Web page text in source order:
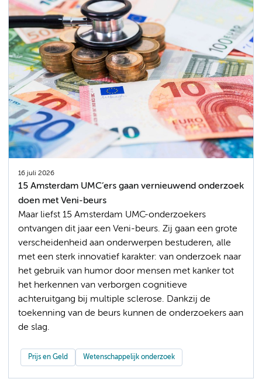
16 juli 2026
15 Amsterdam UMC’ers gaan vernieuwend onderzoek
doen met Veni-beurs
Maar liefst 15 Amsterdam UMC-onderzoekers
ontvangen dit jaar een Veni-beurs. Zij gaan een grote
verscheidenheid aan onderwerpen bestuderen, alle
met een sterk innovatief karakter: van onderzoek naar
het gebruik van humor door mensen met kanker tot
het herkennen van verborgen cognitieve
achteruitgang bij multiple sclerose. Dankzij de
toekenning van de beurs kunnen de onderzoekers aan
de slag.
Prijs en Geld Wetenschappelijk onderzoek